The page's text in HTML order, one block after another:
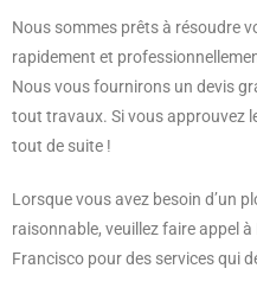
Nous sommes prêts à résoudre
rapidement et
Nous vous fournirons un devis
tout travaux. Si vous approuvez
tout de suite !
Lorsque vous avez besoin d’un
raisonnable, veuillez faire appel
Francisco pour des services qui